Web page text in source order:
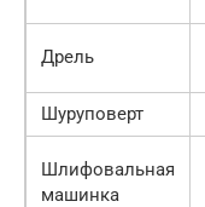
Дрель
Шуруповерт
Шлифовальная
машинка